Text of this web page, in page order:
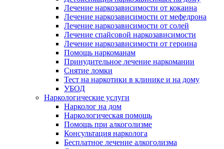
Лечение наркозависимости от кокаина
Лечение наркозависимости от мефедрона
Лечение наркозависимости от солей
Лечение спайсовой наркозависимости
Лечение наркозависимости от героина
Помощь наркоманам
Принудительное лечение наркомании
Снятие ломки
Тест на наркотики в клинике и на дому
УБОД
Наркологические услуги
Нарколог на дом
Наркологическая помощь
Помощь при алкоголизме
Консультация нарколога
Бесплатное лечение алкоголизма